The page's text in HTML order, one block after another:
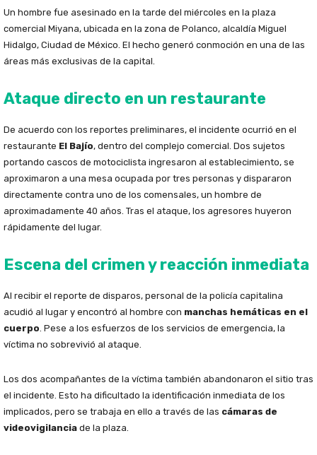
Un hombre fue asesinado en la tarde del miércoles en la plaza
comercial Miyana, ubicada en la zona de Polanco, alcaldía Miguel
Hidalgo, Ciudad de México. El hecho generó conmoción en una de las
áreas más exclusivas de la capital.
Ataque directo en un restaurante
De acuerdo con los reportes preliminares, el incidente ocurrió en el
restaurante El Bajío, dentro del complejo comercial. Dos sujetos
portando cascos de motociclista ingresaron al establecimiento, se
aproximaron a una mesa ocupada por tres personas y dispararon
directamente contra uno de los comensales, un hombre de
aproximadamente 40 años. Tras el ataque, los agresores huyeron
rápidamente del lugar.
Escena del crimen y reacción inmediata
Al recibir el reporte de disparos, personal de la policía capitalina
acudió al lugar y encontró al hombre con manchas hemáticas en el
cuerpo. Pese a los esfuerzos de los servicios de emergencia, la
víctima no sobrevivió al ataque.
Los dos acompañantes de la víctima también abandonaron el sitio tras
el incidente. Esto ha dificultado la identificación inmediata de los
implicados, pero se trabaja en ello a través de las cámaras de
videovigilancia de la plaza.